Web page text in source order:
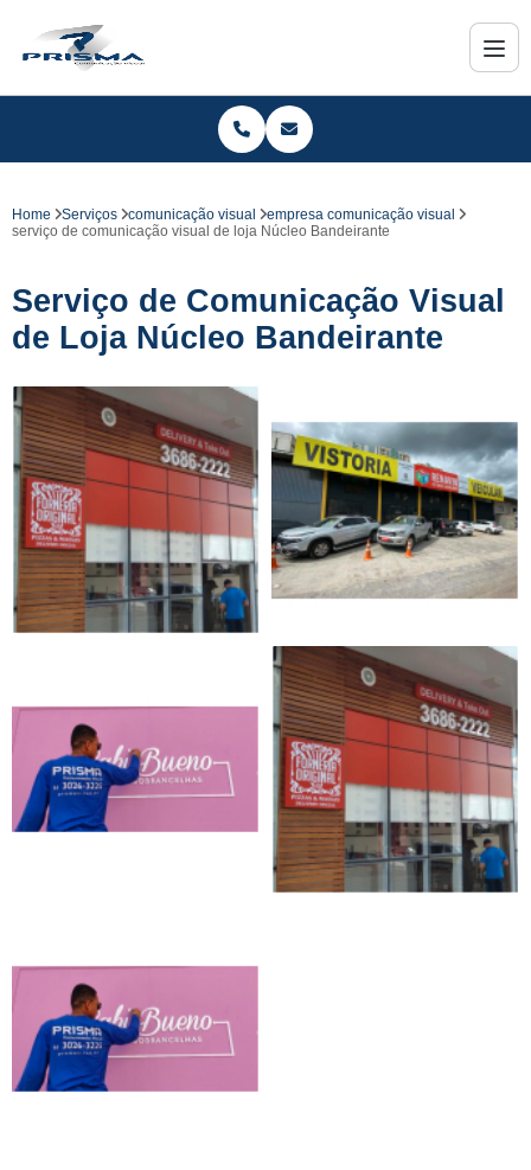
Home Serviços comunicação visual
empresa comunicação visual
serviço de comunicação visual de loja Núcleo Bandeirante
Serviço de Comunicação Visual
de Loja Núcleo Bandeirante